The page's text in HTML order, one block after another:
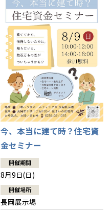
今、本当に建て時？住宅資
金セミナー
開催期間
8月9日(日)
開催場所
長岡展示場